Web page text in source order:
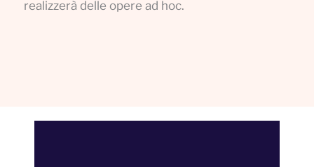
realizzerà delle opere ad hoc.